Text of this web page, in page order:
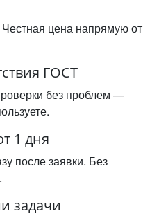
цена напрямую от
ГОСТ
без проблем —
1 дня
после заявки. Без
задачи